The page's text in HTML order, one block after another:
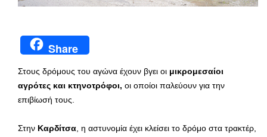
Share
Στους δρόμους του αγώνα έχουν βγει οι μικρομεσαίοι
αγρότες και κτηνοτρόφοι, οι οποίοι παλεύουν για την
επιβίωσή τους.
Στην Καρδίτσα, η αστυνομία έχει κλείσει το δρόμο στα τρακτέρ,